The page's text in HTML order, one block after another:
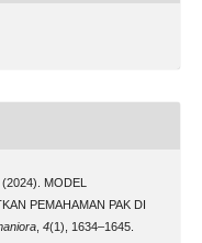
MODEL
PEMAHAMAN PAK DI
, 4(1), 1634–1645.